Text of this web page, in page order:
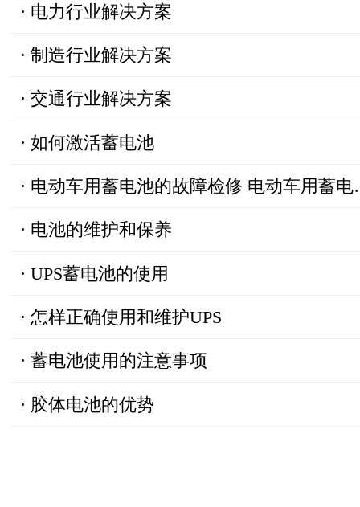
· 电力行业解决方案
· 制造行业解决方案
· 交通行业解决方案
· 如何激活蓄电池
· 电动车用蓄电池的故障检修 电动车用蓄电池的故障检修
· 电池的维护和保养
· UPS蓄电池的使用
· 怎样正确使用和维护UPS
· 蓄电池使用的注意事项
· 胶体电池的优势